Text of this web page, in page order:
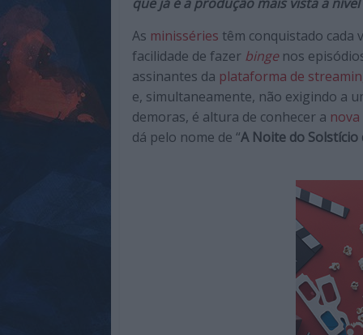
qualidade
com
enfoque
cultura
As minisséries têm conquistado cada
facilidade de fazer bingenos
assinantes da plataforma de
e, simultaneamente, não exigindo a
demoras, é altura de conhecer a
dá pelo nome de “A Noite do Solstício